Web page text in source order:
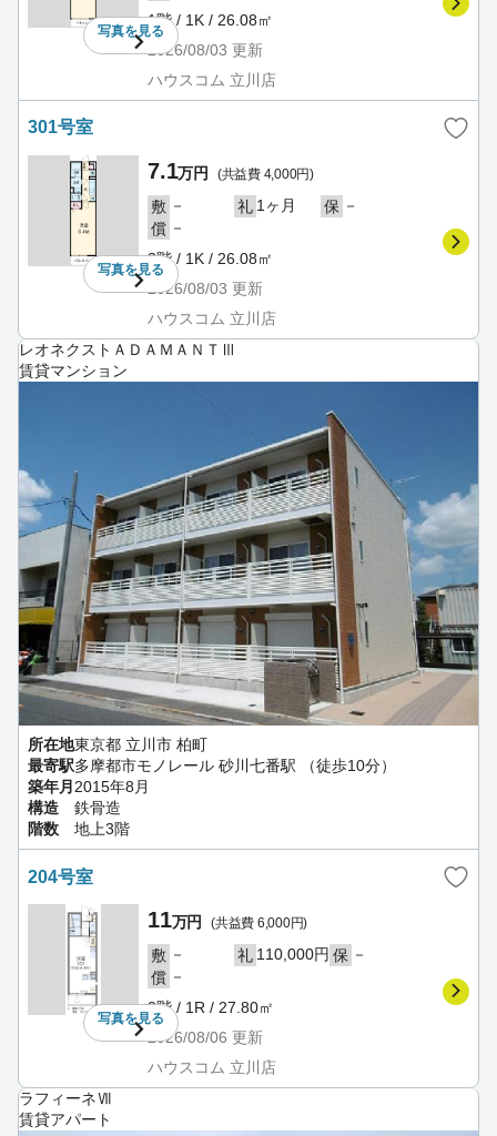
写真を見る
1階 / 1K / 26.08㎡
2026/08/03 更新
ハウスコム 立川店
301号室
写真を見る
7.1万円 (共益費 4,000円)
敷 － 礼 1ヶ月 保 －
償 －
3階 / 1K / 26.08㎡
2026/08/03 更新
ハウスコム 立川店
レオネクストＡＤＡＭＡＮＴⅢ
賃貸マンション
所在地東京都 立川市 柏町
最寄駅多摩都市モノレール 砂川七番駅 （徒歩10分）
築年月 2015年8月
構造
鉄骨造
階数
地上3階
204号室
写真を見る
11万円 (共益費 6,000円)
敷 － 礼 110,000円 保 －
償 －
2階 / 1R / 27.80㎡
2026/08/06 更新
ハウスコム 立川店
ラフィーネⅦ
賃貸アパート